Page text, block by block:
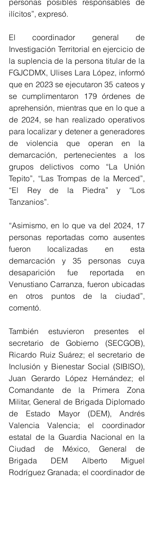
personas posibles responsables de
ilícitos”, expresó.
El coordinador general de
Investigación Territorial en ejercicio de
la suplencia de la persona titular de la
FGJCDMX, Ulises Lara López, informó
que en 2023 se ejecutaron 35 cateos y
se cumplimentaron 179 órdenes de
aprehensión, mientras que en lo que a
de 2024, se han realizado operativos
para localizar y detener a generadores
de violencia que operan en la
demarcación, pertenecientes a los
grupos delictivos como “La Unión
Tepito”, “Las Trompas de la Merced”,
“El Rey de la Piedra” y “Los
Tanzanios”.
“Asimismo, en lo que va del 2024, 17
personas reportadas como ausentes
fueron localizadas en esta
demarcación y 35 personas cuya
desaparición fue reportada en
Venustiano Carranza, fueron ubicadas
en otros puntos de la ciudad”,
comentó.
También estuvieron presentes el
secretario de Gobierno (SECGOB),
Ricardo Ruiz Suárez; el secretario de
Inclusión y Bienestar Social (SIBISO),
Juan Gerardo López Hernández; el
Comandante de la Primera Zona
Militar, General de Brigada Diplomado
de Estado Mayor (DEM), Andrés
Valencia Valencia; el coordinador
estatal de la Guardia Nacional en la
Ciudad de México, General de
Brigada DEM Alberto Miguel
Rodríguez Granada; el coordinador de